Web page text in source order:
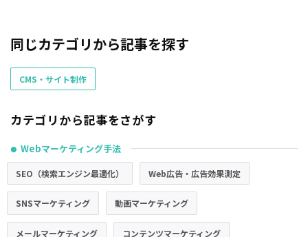
同じカテゴリから記事を探す
CMS・サイト制作
カテゴリから記事をさがす
● Webマーケティング手法
SEO（検索エンジン最適化） Web広告・広告効果測定
SNSマーケティング 動画マーケティング
メールマーケティング コンテンツマーケティング